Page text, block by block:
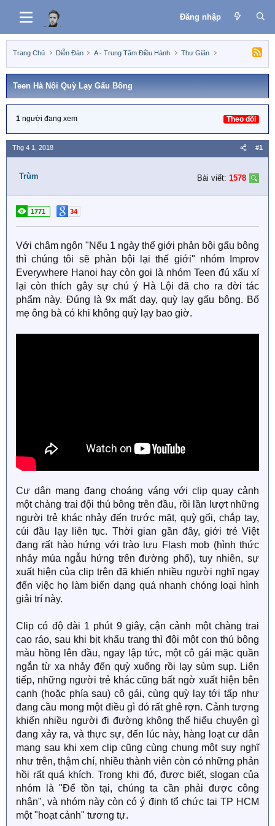
Đăng nhập
Trang Chủ Diễn Đàn A - Trung Tâm Điều Hành Thư Giãn
Teen Hà Nội Quỳ Lạy Gấu Bông
1 người đang xem Theo dõi
Thg 4 1, 2018 #1
Trùm Bài viết: 1578
1771 34
Với châm ngôn "Nếu 1 ngày thế giới phản bội gấu bông
thì chúng tôi sẽ phản bội lại thế giới" nhóm Improv
Everywhere Hanoi hay còn gọi là nhóm Teen đú xấu xí
lại còn thích gây sự chú ý Hà Lội đã cho ra đời tác
phẩm này. Đúng là 9x mất dạy, quỳ lạy gấu bông. Bố
mẹ ông bà có khi không quỳ lạy bao giờ.
Cư dân mạng đang choáng váng với clip quay cảnh
một chàng trai đội thú bông trên đầu, rồi lần lượt những
người trẻ khác nhảy đến trước mặt, quỳ gối, chắp tay,
cúi đầu lạy liên tục. Thời gian gần đây, giới trẻ Việt
đang rất hào hứng với trào lưu Flash mob (hình thức
nhảy múa ngẫu hứng trên đường phố), tuy nhiên, sự
xuất hiện của clip trên đã khiến nhiều người nghĩ ngay
đến việc họ làm biến dạng quá nhanh chóng loại hình
giải trí này.
Clip có độ dài 1 phút 9 giây, cận cảnh một chàng trai
cao ráo, sau khi bịt khẩu trang thì đội một con thú bông
màu hồng lên đầu, ngay lập tức, một cô gái mặc quần
ngắn từ xa nhảy đến quỳ xuống rồi lạy sùm sụp. Liên
tiếp, những người trẻ khác cũng bất ngờ xuất hiện bên
cạnh (hoặc phía sau) cô gái, cùng quỳ lạy tới tấp như
đang cầu mong một điều gì đó rất ghê rợn. Cảnh tượng
khiến nhiều người đi đường không thể hiểu chuyện gì
đang xảy ra, và thực sự, đến lúc này, hàng loạt cư dân
mạng sau khi xem clip cũng cùng chung một suy nghĩ
như trên, thậm chí, nhiều thành viên còn có những phản
hồi rất quá khích. Trong khi đó, được biết, slogan của
nhóm là "Để tồn tại, chúng ta cần phải được công
nhận", và nhóm này còn có ý định tổ chức tại TP HCM
một "hoạt cảnh" tương tự.